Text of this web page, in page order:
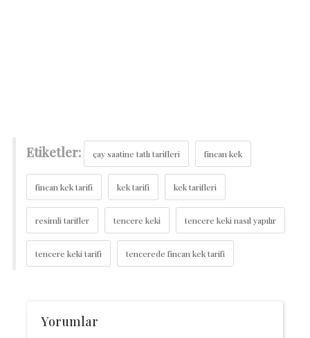
Etiketler: çay saatine tatlı tarifleri fincan kek
fincan kek tarifi kek tarifi kek tarifleri
resimli tarifler tencere keki tencere keki nasıl yapılır
tencere keki tarifi tencerede fincan kek tarifi
Yorumlar